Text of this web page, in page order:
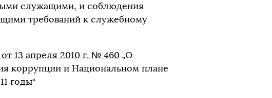
служащими, и соблюдения
требований к служебному
13 апреля 2010 г. № 460 „О
коррупции и Национальном плане
годы“